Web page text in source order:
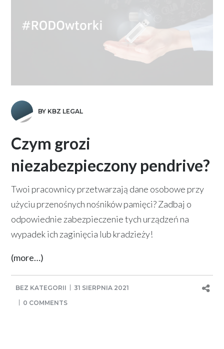
BY KBZ LEGAL
Czym grozi
niezabezpieczony pendrive?
Twoi pracownicy przetwarzają dane osobowe przy
użyciu przenośnych nośników pamięci? Zadbaj o
odpowiednie zabezpieczenie tych urządzeń na
wypadek ich zaginięcia lub kradzieży!
(more…)
BEZ KATEGORII
31 SIERPNIA 2021
0 COMMENTS